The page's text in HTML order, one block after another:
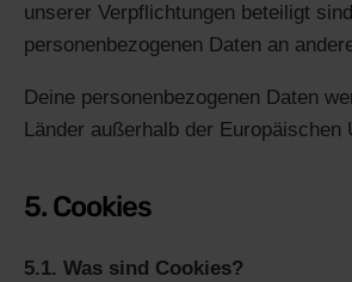
unserer Verpflichtungen beteiligt
personenbezogenen Daten an
Deine personenbezogenen Daten
Länder außerhalb der Europäischen
5. Cookies
5.1. Was sind Cookies?